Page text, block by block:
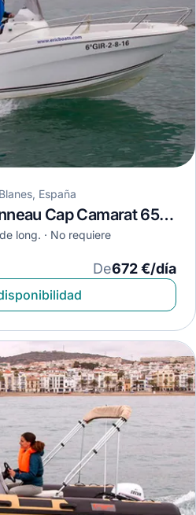
España
Lancha motora Jeanneau Cap Camarat 650 CC · 2017
long.
No requiere
De672 €/día